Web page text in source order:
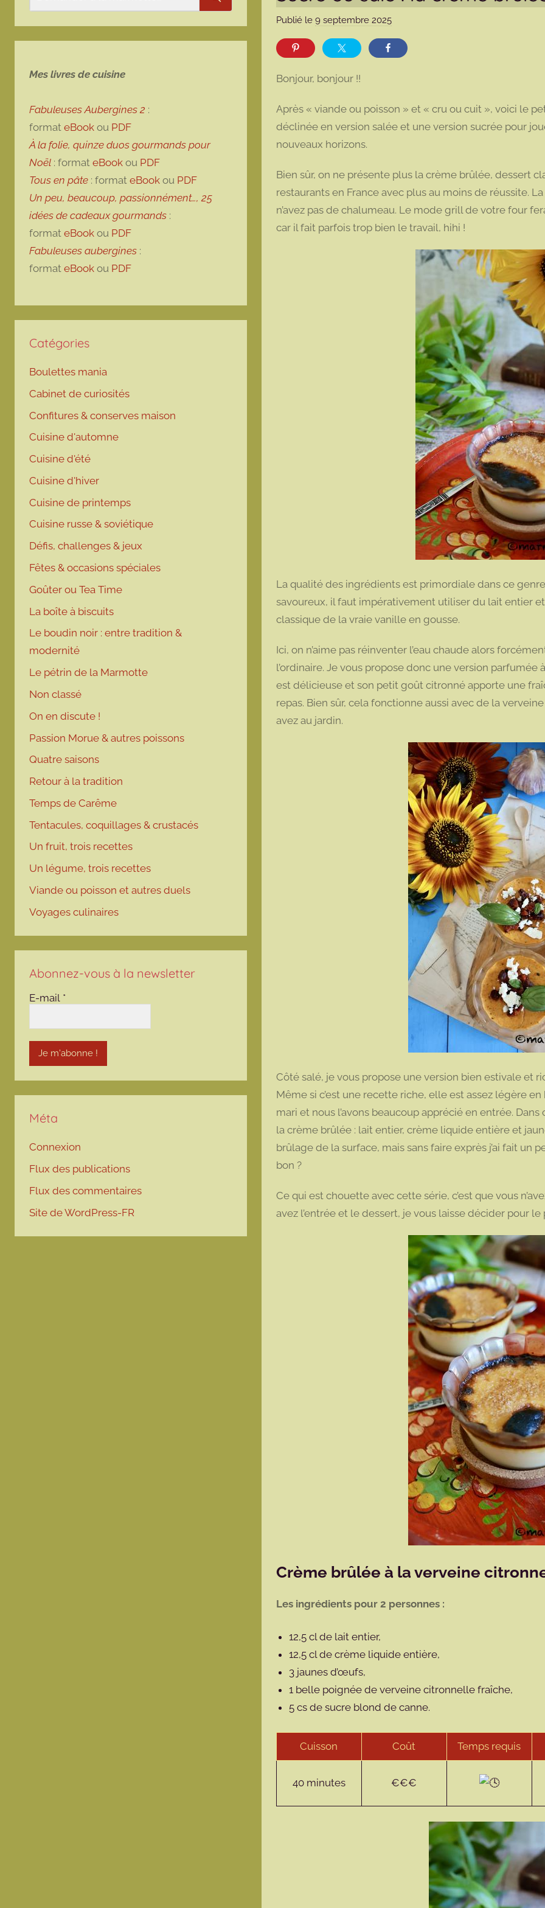
Publié le 9 septembre 2025p
m
o
e
Bonjour, bonjour !!
Après « viande ou poisson » et « cru ou cuit », voici le
déclinée en version salée et une version sucrée pour
nouveaux horizons.
Bien sûr, on ne présente plus la crème brûlée, dessert
restaurants en France avec plus au moins de réussite.
n’avez pas de chalumeau. Le mode grill de votre four
car il fait parfois trop bien le travail, hihi !
La qualité des ingrédients est primordiale dans ce
savoureux, il faut impérativement utiliser du lait entier
classique de la vraie vanille en gousse.
Ici, on n’aime pas réinventer l’eau chaude alors
l’ordinaire. Je vous propose donc une version
est délicieuse et son petit goût citronné apporte une
repas. Bien sûr, cela fonctionne aussi avec de la
avez au jardin.
Côté salé, je vous propose une version bien estivale et
Même si c’est une recette riche, elle est assez légère en
mari et nous l’avons beaucoup apprécié en entrée.
la crème brûlée : lait entier, crème liquide entière et
brûlage de la surface, mais sans faire exprès j’ai fait un
bon ?
Ce qui est chouette avec cette série, c’est que vous
avez l’entrée et le dessert, je vous laisse décider pour le
Crème brûlée à la verveine
Les ingrédients pour 2 personnes :
12,5 cl de lait entier,
12,5 cl de crème liquide entière,
3 jaunes d’œufs,
1 belle poignée de verveine citronnelle fraîche,
5 cs de sucre blond de canne.
Cuisson Coût Temps requis
40 minutes €€€
Rechercher
Mes livres de cuisine
Fabuleuses Aubergines 2 :
format eBook ou PDF
À la folie, quinze duos gourmands pour
Noël : format eBook ou PDF
Tous en pâte : format eBook ou PDF
Un peu, beaucoup, passionnément…, 25
idées de cadeaux gourmands :
format eBook ou PDF
Fabuleuses aubergines :
format eBook ou PDF
Catégories
Boulettes mania
Cabinet de curiosités
Confitures & conserves maison
Cuisine d'automne
Cuisine d'été
Cuisine d'hiver
Cuisine de printemps
Cuisine russe & soviétique
Défis, challenges & jeux
Fêtes & occasions spéciales
Goûter ou Tea Time
La boîte à biscuits
Le boudin noir : entre tradition &
modernité
Le pétrin de la Marmotte
Non classé
On en discute !
Passion Morue & autres poissons
Quatre saisons
Retour à la tradition
Temps de Carême
Tentacules, coquillages & crustacés
Un fruit, trois recettes
Un légume, trois recettes
Viande ou poisson et autres duels
Voyages culinaires
Abonnez-vous à la newsletter
E-mail *
Méta
Connexion
Flux des publications
Flux des commentaires
Site de WordPress-FR